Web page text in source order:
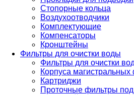
Стопорные кольца
Воздухоотводчики
Комплектующие
Компенсаторы
Кронштейны
Фильтры для очистки воды
Фильтры для очистки
Корпуса магистральных
Картриджи
Проточные фильтры